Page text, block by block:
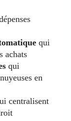
qui
achats
qui
en
centralisent